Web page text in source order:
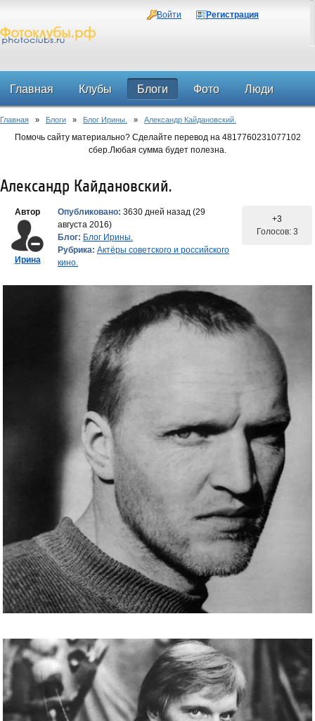
Войти Регистрация
Главная Клубы Блоги Фото Люди
Форум
Главная » Блоги » Блог Ирины. » Александр Кайдановский.
Помочь сайту материально? Сделайте перевод на 4817760231077102
сбер.Любая сумма будет полезна.
Александр Кайдановский.
Автор
Ирина
Опубликовано: 3630 дней назад (29
августа 2016)
Блог: Блог Ирины.
Рубрика: Актёры советского и российского
кино.
+3
Голосов: 3